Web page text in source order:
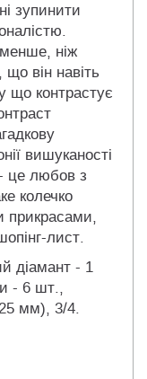
зупинити
ніж
він навіть
що контрастує
вишуканості
це любов з
колечко
прикрасами,
лист.
діамант - 1
- 6 шт.,
мм), 3/4.